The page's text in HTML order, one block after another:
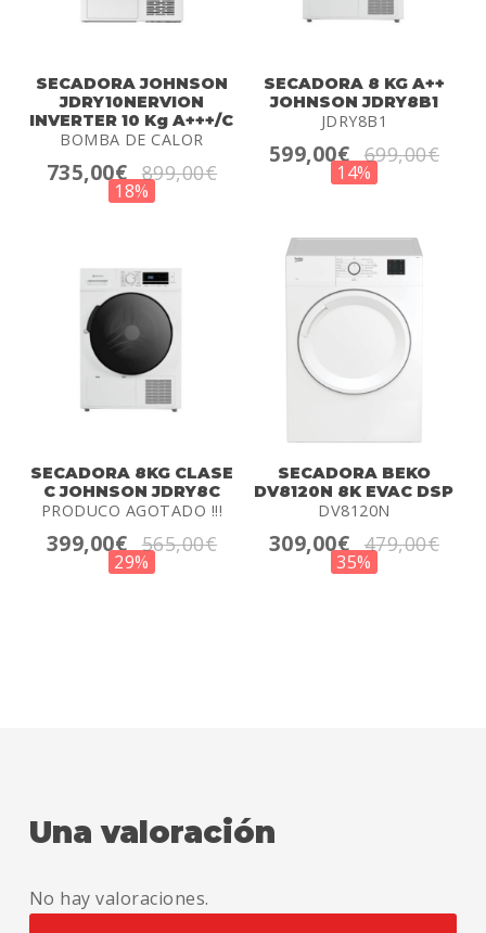
SECADORA JOHNSON
JDRY10NERVION
INVERTER 10 Kg A+++/C
BOMBA DE CALOR
735,00€ 899,00€
18%
SECADORA 8 KG A++
JOHNSON JDRY8B1
JDRY8B1
599,00€ 699,00€
14%
SECADORA 8KG CLASE
C JOHNSON JDRY8C
PRODUCO AGOTADO !!!
399,00€ 565,00€
29%
SECADORA BEKO
DV8120N 8K EVAC DSP
DV8120N
309,00€ 479,00€
35%
Una valoración
No hay valoraciones.